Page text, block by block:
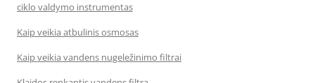
ciklo valdymo instrumentas
Kaip veikia atbulinis osmosas
Kaip veikia vandens nugeležinimo filtrai